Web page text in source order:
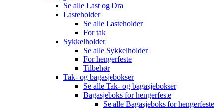
Se alle Last og Dra
Lasteholder
Se alle Lasteholder
For tak
Sykkelholder
Se alle Sykkelholder
For hengerfeste
Tilbehør
Tak- og bagasjebokser
Se alle Tak- og bagasjebokser
Bagasjeboks for hengerfeste
Se alle Bagasjeboks for hengerfeste